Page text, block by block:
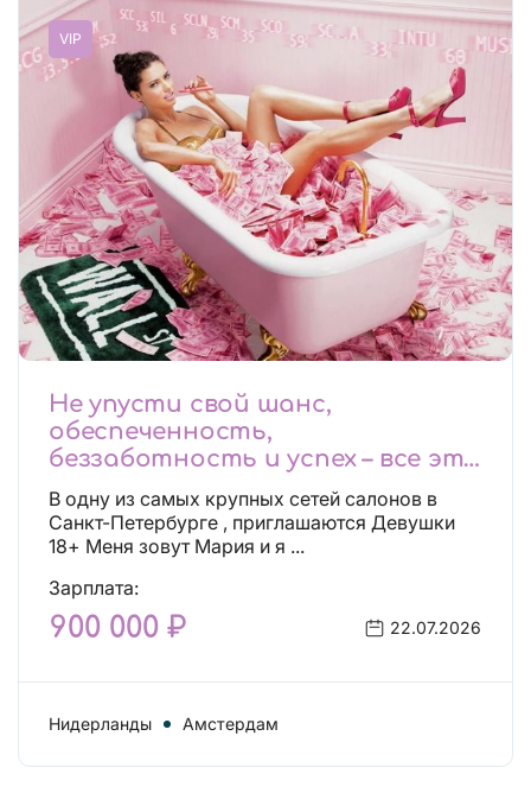
VIP
Не упусти свой шанс,
обеспеченность,
беззаботность и успех – все это
будет уже завтра, поспеши!
Лучшие условия!
В одну из самых крупных сетей салонов в
Санкт-Петербурге , приглашаются Девушки
18+ Меня зовут Мария и я ...
Зарплата:
900 000 ₽ 22.07.2026
Нидерланды Амстердам